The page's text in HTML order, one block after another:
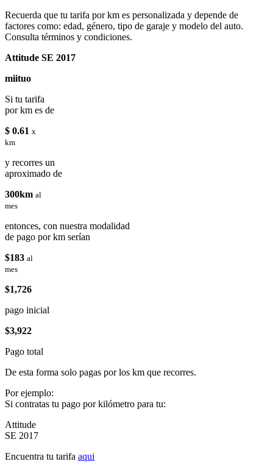
Recuerda que tu tarifa por km es personalizada y depende de
factores como: edad, género, tipo de garaje y modelo del auto.
Consulta términos y condiciones.
Attitude SE 2017
miituo
Si tu tarifa
por km es de
$ 0.61 x
km
y recorres un
aproximado de
300km al
mes
entonces, con nuestra modalidad
de pago por km serían
$183 al
mes
$1,726
pago inicial
$3,922
Pago total
De esta forma solo pagas por los km que recorres.
Por ejemplo:
Si contratas tu pago por kilómetro para tu:
Attitude
SE 2017
Encuentra tu tarifa aqui